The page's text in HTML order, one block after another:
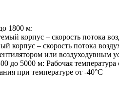
1800 м:
корпус – скорость потока
корпус – скорость потока
или воздуходувным
до 5000 м: Рабочая
при температуре от -40°C